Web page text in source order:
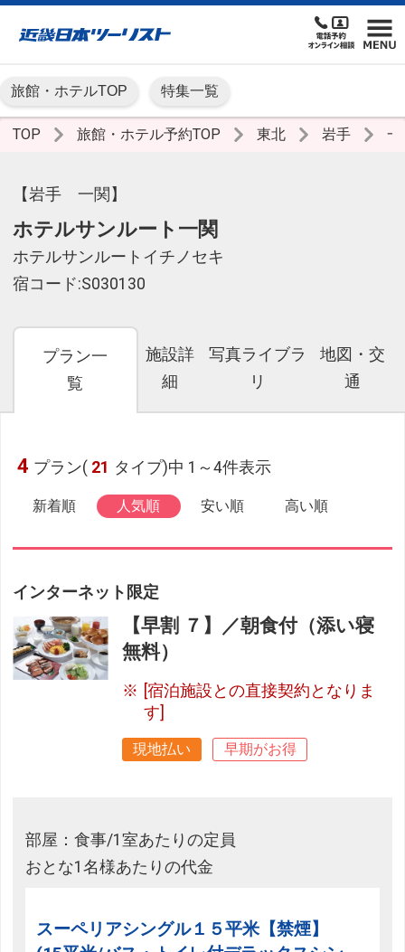
旅館・ホテルTOP 特集一覧
TOP 旅館・ホテル予約TOP 東北 岩手
【岩手 一関】
ホテルサンルート一関
ホテルサンルートイチノセキ
宿コード:S030130
プラン一
覧
施設詳
細
写真ライブラ
リ
地図・交
通
4 プラン( 21 タイプ)中 1～4件表示
新着順 人気順 安い順 高い順
インターネット限定
【早割 ７】／朝食付（添い寝
無料）
[宿泊施設との直接契約となりま
す]
現地払い 早期がお得
部屋：食事/1室あたりの定員
おとな1名様あたりの代金
スーペリアシングル１５平米【禁煙】